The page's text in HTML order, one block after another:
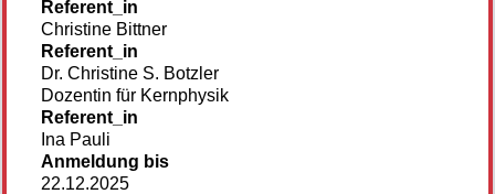
Referent_in
Christine Bittner
Referent_in
Dr. Christine S. Botzler
Dozentin für Kernphysik
Referent_in
Ina Pauli
Anmeldung bis
22.12.2025